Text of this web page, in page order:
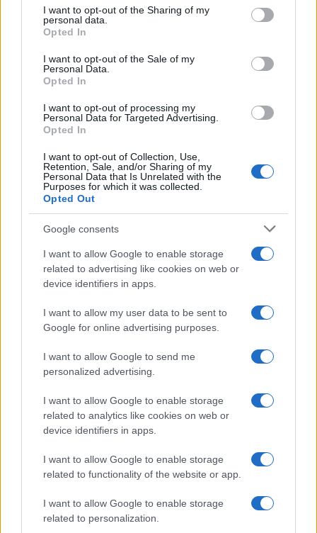
I want to opt-out of the Sharing of my
personal data.
Opted In
I want to opt-out of the Sale of my
Personal Data.
Opted In
I want to opt-out of processing my
Personal Data for Targeted Advertising.
Opted In
I want to opt-out of Collection, Use,
Retention, Sale, and/or Sharing of my
Personal Data that Is Unrelated with the
Purposes for which it was collected.
Opted Out
Google consents
I want to allow Google to enable storage
related to advertising like cookies on web or
device identifiers in apps.
I want to allow my user data to be sent to
Google for online advertising purposes.
I want to allow Google to send me
personalized advertising.
I want to allow Google to enable storage
related to analytics like cookies on web or
device identifiers in apps.
I want to allow Google to enable storage
related to functionality of the website or app.
I want to allow Google to enable storage
related to personalization.
bivše supruge.
- Gdje je ta trudnica? Koliko si platila da me pljuju?
Aaa, nema trudnice, a ni bebe... Da, da, tužan period
jer nema ko da te objasni. Dosta je foliranja, sram te
bilo, platila si da me pljuju - napisao je Toni Bijelić.
#Dragana Mirković
Kiosk
HRVATSKA POLICIJA OTKRILA:
udes, a potom pokušao da slaže u
istrazi
Show
RODOM IZ BiH: Evo iz kojeg je
sela Toni Bijelić